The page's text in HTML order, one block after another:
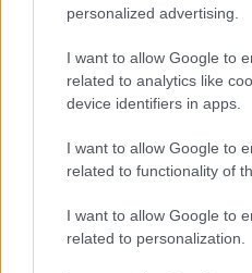
personalized advertising.
I want to allow Google to
related to analytics like
device identifiers in apps.
I want to allow Google to
related to functionality of
I want to allow Google to
related to personalization.
Eureka Bridged PAX
(PAXG)
BTC
(KBTC)
Steakhouse EURCV
Morpho Vault